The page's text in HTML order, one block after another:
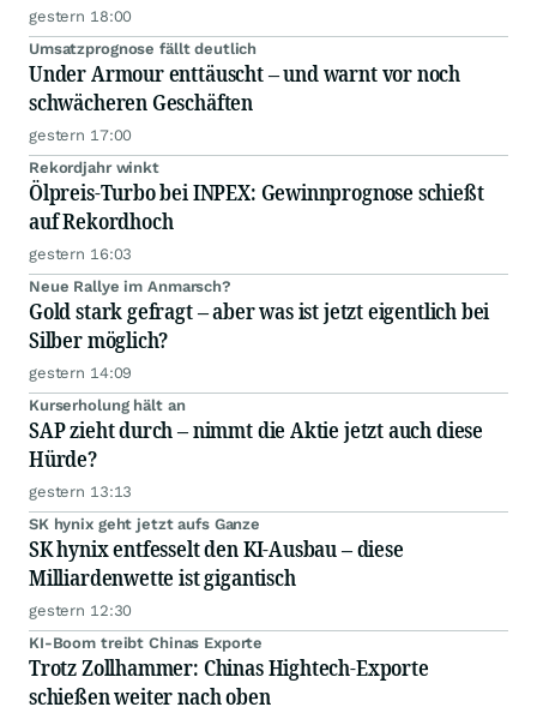
gestern 18:00
Umsatzprognose fällt deutlich
Under Armour enttäuscht – und warnt vor noch
schwächeren Geschäften
gestern 17:00
Rekordjahr winkt
Ölpreis-Turbo bei INPEX: Gewinnprognose schießt
auf Rekordhoch
gestern 16:03
Neue Rallye im Anmarsch?
Gold stark gefragt – aber was ist jetzt eigentlich bei
Silber möglich?
gestern 14:09
Kurserholung hält an
SAP zieht durch – nimmt die Aktie jetzt auch diese
Hürde?
gestern 13:13
SK hynix geht jetzt aufs Ganze
SK hynix entfesselt den KI-Ausbau – diese
Milliardenwette ist gigantisch
gestern 12:30
KI-Boom treibt Chinas Exporte
Trotz Zollhammer: Chinas Hightech-Exporte
schießen weiter nach oben